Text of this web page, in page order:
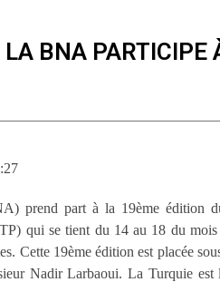
LA BNA PARTICIPE
prend part à la 19ème édition
qui se tient du 14 au 18 du mois
Cette 19ème édition est placée
Nadir Larbaoui. La Turquie est